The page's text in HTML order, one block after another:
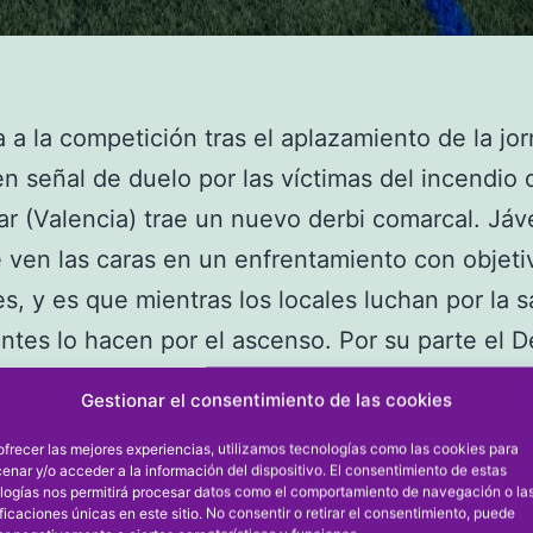
Gestionar el consentimiento de las cookies
las mejores experiencias, utilizamos tecnologías como las cookies para
y/o acceder a la información del dispositivo. El consentimiento de estas
nos permitirá procesar datos como el comportamiento de navegación o
únicas en este sitio. No consentir o retirar el consentimiento, puede
a la competición tras el aplazamiento de la
señal de duelo por las víctimas del incendio
(Valencia) trae un nuevo derbi comarcal.
ven las caras en un enfrentamiento con
y es que mientras los locales luchan por la
lo hacen por el ascenso. Por su parte el
fácil en casa ante el Redován.
en juego en este derbi comarcal son
equipos. Los javienses necesitan ganar o